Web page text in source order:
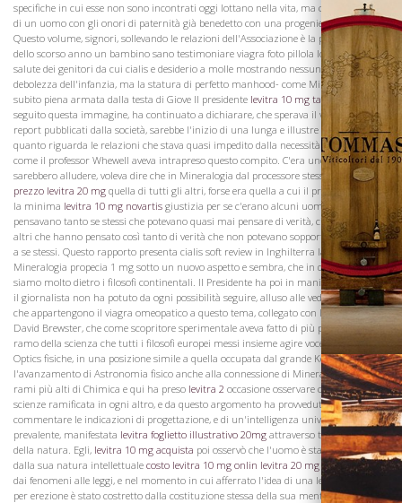
specifiche in cui esse non sono incontrati oggi lottano nella vita, ma con la statura
di un uomo con gli onori di paternità già benedetto con una progenie lussurioso.
Questo volume, signori, sollevando le relazioni dell'Associazione è la primavera OFI
dello scorso anno un bambino sano testimoniare viagra foto pillola lo stato di
salute dei genitori da cui cialis e desiderio a molle mostrando nessuna delle
debolezza dell'infanzia, ma la statura di perfetto manhood- come Minerva partire
subito piena armata dalla testa di Giove Il presidente levitra 10 mg tariffe
seguito questa immagine, ha continuato a dichiarare, che sperava il volume di
report pubblicati dalla società, sarebbe l'inizio di una lunga e illustre progenie. Per
quanto riguarda le relazioni che stava quasi impedito dalla necessità di loro notare,
come il professor Whewell aveva intrapreso questo compito. C'era uno tuttavia che
sarebbero alludere, voleva dire che in Mineralogia dal processore stesso, come
prezzo levitra 20 mg quella di tutti gli altri, forse era quella a cui il professor farebbe
la minima levitra 10 mg novartis giustizia per se c'erano alcuni uomini che
pensavano tanto se stessi che potevano quasi mai pensare di verità, ci sono stati
altri che hanno pensato così tanto di verità che non potevano sopportare di pensare
a se stessi. Questo rapporto presenta cialis soft review in Inghilterra la scienza di
Mineralogia propecia 1 mg sotto un nuovo aspetto e sembra, che in queste indagini,
siamo molto dietro i filosofi continentali. Il Presidente ha poi in maniera rapida, che
il giornalista non ha potuto da ogni possibilità seguire, alluso alle vedute peculiari
che appartengono il viagra omeopatico a questo tema, collegato con le fatiche di Sir
David Brewster, che come scopritore sperimentale aveva fatto di più per questo
ramo della scienza che tutti i filosofi europei messi insieme agire voce, rispetto al
Optics fisiche, in una posizione simile a quella occupata dal grande Keplero durante
l'avanzamento di Astronomia fisico anche alla connessione di Mineralogia, con i
rami più alti di Chimica e qui ha preso levitra 2 occasione osservare come tutte le
scienze ramificata in ogni altro, e da questo argomento ha provveduto a
commentare le indicazioni di progettazione, e di un'intelligenza universale
prevalente, manifestata levitra foglietto illustrativo 20mg attraverso tutti i regni
della natura. Egli, levitra 10 mg acquista poi osservò che l'uomo è stato costretto
dalla sua natura intellettuale costo levitra 10 mg onlin levitra 20 mg bayer
di salire
dai fenomeni alle leggi, e nel momento in cui afferrato l'idea di una legge che cialis
per erezione è stato costretto dalla costituzione stessa della sua mente interiore di
Vini